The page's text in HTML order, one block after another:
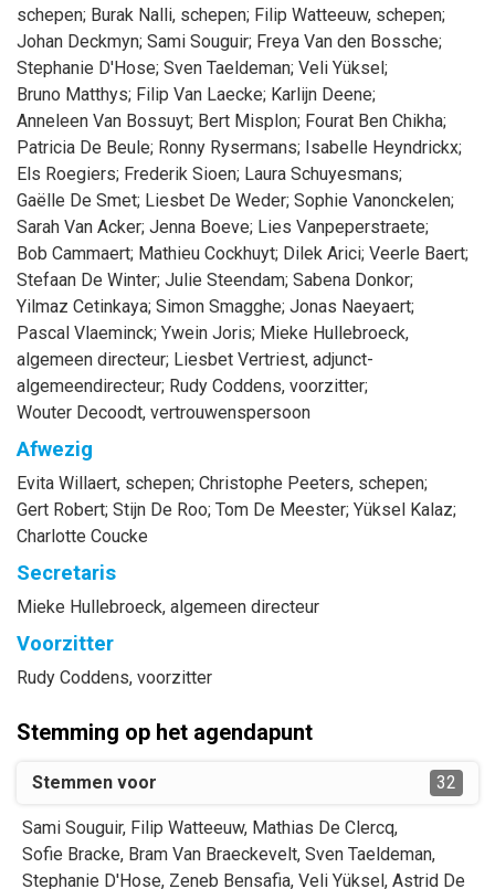
schepen; Burak Nalli, schepen; Filip Watteeuw, schepen;
Johan Deckmyn; Sami Souguir; Freya Van den Bossche;
Stephanie D'Hose; Sven Taeldeman; Veli Yüksel;
Bruno Matthys; Filip Van Laecke; Karlijn Deene;
Anneleen Van Bossuyt; Bert Misplon; Fourat Ben Chikha;
Patricia De Beule; Ronny Rysermans; Isabelle Heyndrickx;
Els Roegiers; Frederik Sioen; Laura Schuyesmans;
Gaëlle De Smet; Liesbet De Weder; Sophie Vanonckelen;
Sarah Van Acker; Jenna Boeve; Lies Vanpeperstraete;
Bob Cammaert; Mathieu Cockhuyt; Dilek Arici; Veerle Baert;
Stefaan De Winter; Julie Steendam; Sabena Donkor;
Yilmaz Cetinkaya; Simon Smagghe; Jonas Naeyaert;
Pascal Vlaeminck; Ywein Joris; Mieke Hullebroeck,
algemeen directeur; Liesbet Vertriest, adjunct-
algemeendirecteur; Rudy Coddens, voorzitter;
Wouter Decoodt, vertrouwenspersoon
Afwezig
Evita Willaert, schepen; Christophe Peeters, schepen;
Gert Robert; Stijn De Roo; Tom De Meester; Yüksel Kalaz;
Charlotte Coucke
Secretaris
Mieke Hullebroeck, algemeen directeur
Voorzitter
Rudy Coddens, voorzitter
Stemming op het agendapunt
Stemmen voor 32
Sami Souguir, Filip Watteeuw, Mathias De Clercq,
Sofie Bracke, Bram Van Braeckevelt, Sven Taeldeman,
Stephanie D'Hose, Zeneb Bensafia, Veli Yüksel, Astrid De